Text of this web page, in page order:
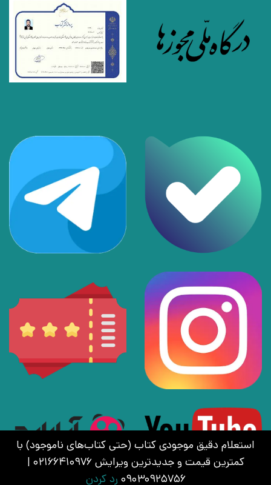
استعلام دقیق موجودی کتاب (حتی کتاب‌های ناموجود) با
کمترین قیمت و جدیدترین ویرایش 02166410976 |
09030925756 رد کردن